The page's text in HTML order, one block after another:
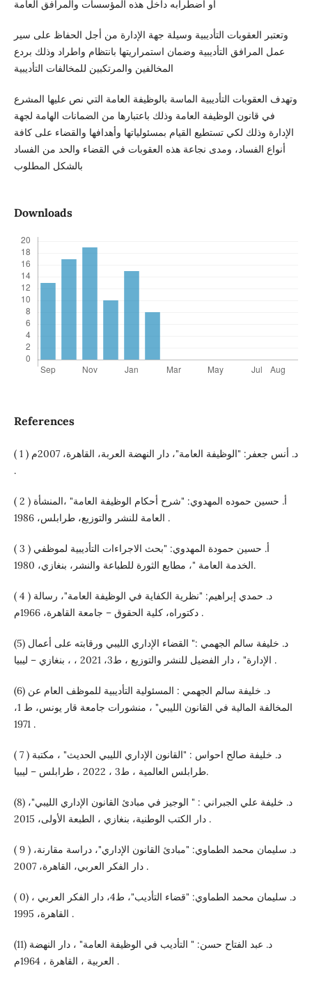
وتعتبر العقوبات التأديبية وسيلة جهة الإدارة من أجل الحفاظ على سير
عمل المرافق التأديبية وضمان استمراريتها بانتظام واطراد وذلك بردع
المخالفين والمرتكبين للمخالفات التأديبية
وتهدف العقوبات التأديبية الماسة بالوظيفة العامة التي نص عليها المشرع
في قانون الوظيفة العامة وذلك باعتبارها من الضمانات الهامة لجهة
الإدارة وذلك لكي تستطيع القيام بمسئولياتها وأهدافها والقضاء على كافة
أنواع الفساد، ومدى نجاعة هذه العقوبات في القضاء والحد من الفساد
Downloads
References
( 1 ) د. أنس جعفر: "الوظيفة العامة"، دار النهضة العربة، القاهرة، 2007م
.
( 2 ) أ. حسين حموده المهدوي: "شرح أحكام الوظيفة العامة" ،المنشأة
العامة للنشر والتوزيع، طرابلس، 1986 .
( 3 ) أ. حسين حمودة المهدوي: "بحث الاجراءات التأديبية لموظفي
الخدمة العامة "، مطابع الثورة للطباعة والنشر، بنغازي، 1980.
( 4 ) د. حمدي إبراهيم: "نظرية الكفاية في الوظيفة العامة"، رسالة
دكتوراه، كلية الحقوق – جامعة القاهرة، 1966م .
(5) د. خليفة سالم الجهمي :" القضاء الإداري الليبي ورقابته على أعمال
الإدارة" ، دار الفضيل للنشر والتوزيع ، ط3، 2021 ، ، بنغازي – ليبيا .
(6) د. خليفة سالم الجهمي : المسئولية التأديبية للموظف العام عن
المخالفة المالية في القانون الليبي" ، منشورات جامعة قار يونس، ط 1،
1971 .
( 7 ) د. خليفة صالح احواس : "القانون الإداري الليبي الحديث" ، مكتبة
طرابلس العالمية ، ط3 ، 2022 ، طرابلس – ليبيا.
(8) د. خليفة علي الجبراني : " الوجيز في مبادئ القانون الإداري الليبي"،
دار الكتب الوطنية، بنغازي ، الطبعة الأولى، 2015 .
( 9 ) د. سليمان محمد الطماوي: "مبادئ القانون الإداري"، دراسة مقارنة،
دار الفكر العربي، القاهرة، 2007 .
( 0) د. سليمان محمد الطماوي: "قضاء التأديب"، ط4، دار الفكر العربي ،
القاهرة، 1995 .
(11) د. عبد الفتاح حسن: " التأديب في الوظيفة العامة" ، دار النهضة
العربية ، القاهرة ، 1964م .